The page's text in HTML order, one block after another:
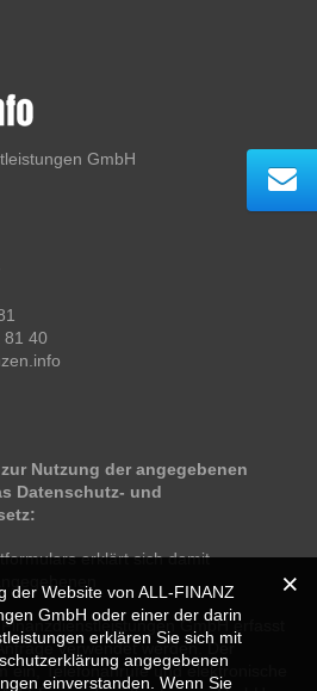
GmbH
81 40
Nutzung der angegebenen
Datenschutz- und
erklärt sich damit
GmbH erfasst
verwendet werden. Der
ein, Telefonanrufe und elektronische
der Website von ALL-FINANZ
GmbH oder einer der darin
erklären Sie sich mit
angegebenen
einverstanden. Wenn Sie